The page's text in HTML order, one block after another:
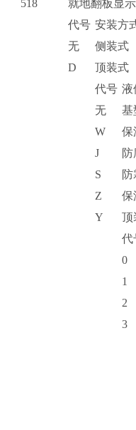
518
就地翻板显
代号 安装方
无
侧装式
D
顶装式
代号 液
无
基
W
保
J
S
Z
保
Y
顶
代
0
1
2
3